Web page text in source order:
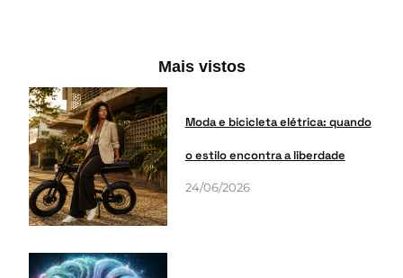
Mais vistos
Moda e bicicleta elétrica: quando
o estilo encontra a liberdade
24/06/2026